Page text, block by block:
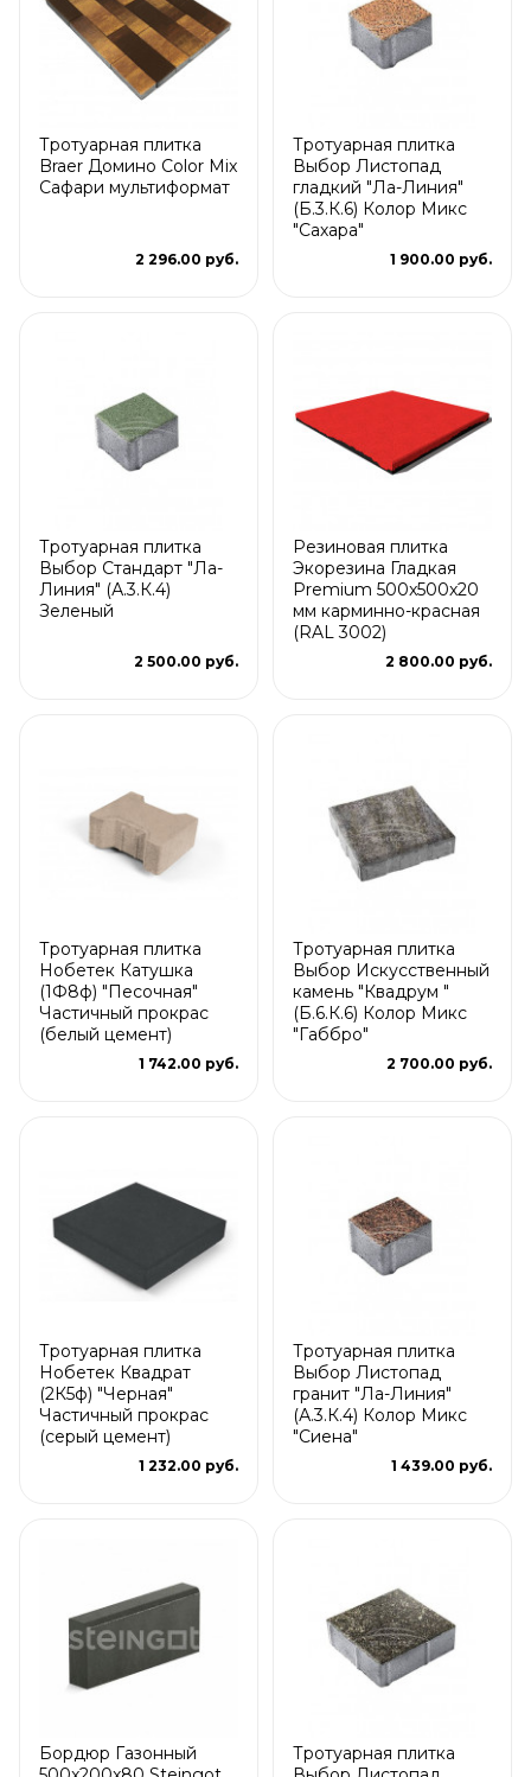
Тротуарная плитка
Braer Домино Color Mix
Сафари мультиформат
2 296.00 руб.
Тротуарная плитка
Выбор Листопад
гладкий "Ла-Линия"
(Б.3.К.6) Колор Микс
"Сахара"
1 900.00 руб.
Тротуарная плитка
Выбор Стандарт "Ла-
Линия" (А.3.К.4)
Зеленый
2 500.00 руб.
Резиновая плитка
Экорезина Гладкая
Premium 500x500x20
мм карминно-красная
(RAL 3002)
2 800.00 руб.
Тротуарная плитка
Нобетек Катушка
(1Ф8ф) "Песочная"
Частичный прокрас
(белый цемент)
1 742.00 руб.
Тротуарная плитка
Выбор Искусственный
камень "Квадрум "
(Б.6.К.6) Колор Микс
"Габбро"
2 700.00 руб.
Тротуарная плитка
Нобетек Квадрат
(2К5ф) "Черная"
Частичный прокрас
(серый цемент)
1 232.00 руб.
Тротуарная плитка
Выбор Листопад
гранит "Ла-Линия"
(А.3.К.4) Колор Микс
"Сиена"
1 439.00 руб.
Бордюр Газонный
Тротуарная плитка